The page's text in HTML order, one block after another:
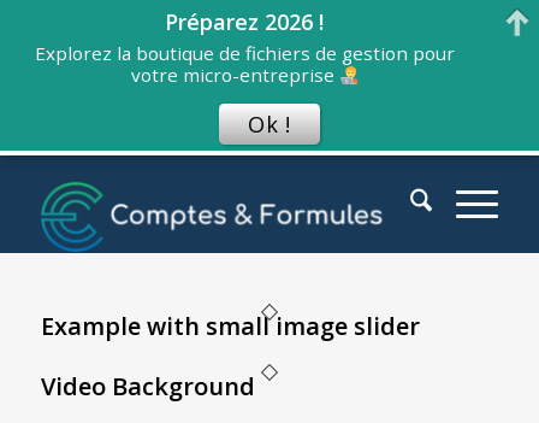
Example with small image slider
Video Background
Préparez 2026 !
Explorez la boutique de fichiers de gestion pour
votre micro-entreprise
Ok !